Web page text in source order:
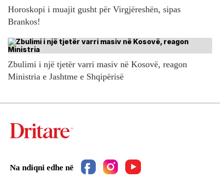
Horoskopi i muajit gusht për Virgjëreshën, sipas
Brankos!
Zbulimi i një tjetër varri masiv në Kosovë, reagon
Ministria e Jashtme e Shqipërisë